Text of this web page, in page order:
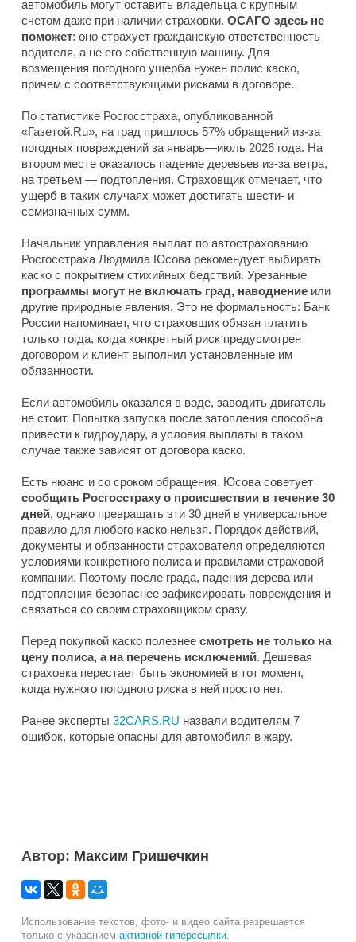
автомобиль могут оставить владельца с крупным
счетом даже при наличии страховки. ОСАГО здесь не
поможет: оно страхует гражданскую ответственность
водителя, а не его собственную машину. Для
возмещения погодного ущерба нужен полис каско,
причем с соответствующими рисками в договоре.
По статистике Росгосстраха, опубликованной
«Газетой.Ru», на град пришлось 57% обращений из-за
погодных повреждений за январь—июль 2026 года. На
втором месте оказалось падение деревьев из-за ветра,
на третьем — подтопления. Страховщик отмечает, что
ущерб в таких случаях может достигать шести- и
семизначных сумм.
Начальник управления выплат по автострахованию
Росгосстраха Людмила Юсова рекомендует выбирать
каско с покрытием стихийных бедствий. Урезанные
программы могут не включать град, наводнение или
другие природные явления. Это не формальность: Банк
России напоминает, что страховщик обязан платить
только тогда, когда конкретный риск предусмотрен
договором и клиент выполнил установленные им
обязанности.
Если автомобиль оказался в воде, заводить двигатель
не стоит. Попытка запуска после затопления способна
привести к гидроудару, а условия выплаты в таком
случае также зависят от договора каско.
Есть нюанс и со сроком обращения. Юсова советует
сообщить Росгосстраху о происшествии в течение 30
дней, однако превращать эти 30 дней в универсальное
правило для любого каско нельзя. Порядок действий,
документы и обязанности страхователя определяются
условиями конкретного полиса и правилами страховой
компании. Поэтому после града, падения дерева или
подтопления безопаснее зафиксировать повреждения и
связаться со своим страховщиком сразу.
Перед покупкой каско полезнее смотреть не только на
цену полиса, а на перечень исключений. Дешевая
страховка перестает быть экономией в тот момент,
когда нужного погодного риска в ней просто нет.
Ранее эксперты 32CARS.RU назвали водителям 7
ошибок, которые опасны для автомобиля в жару.
Автор: Максим Гришечкин
Использование текстов, фото- и видео сайта разрешается
только с указанием активной гиперссылки